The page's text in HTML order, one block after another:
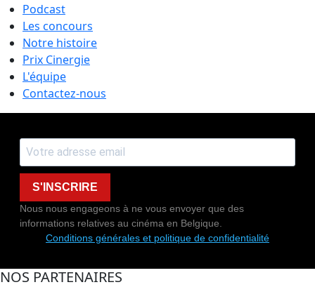
Podcast
Les concours
Notre histoire
Prix Cinergie
L'équipe
Contactez-nous
S'INSCRIRE
Nous nous engageons à ne vous envoyer que des
informations relatives au cinéma en Belgique.
Conditions générales et politique de confidentialité
NOS PARTENAIRES